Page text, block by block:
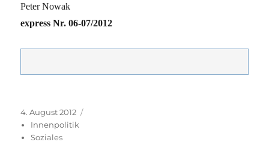
Peter Nowak
express Nr. 06-07/2012
Veröffentlicht
am
4. August 2012
Innenpolitik
Soziales